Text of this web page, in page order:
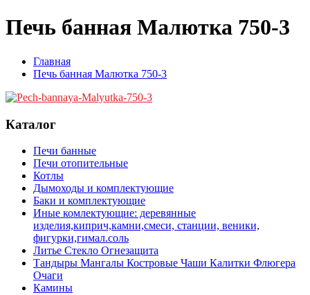
Печь банная Малютка 750-3
Главная
Печь банная Малютка 750-3
Каталог
Печи банные
Печи отопительные
Котлы
Дымоходы и комплектующие
Баки и комплектующие
Иные комлектующие: деревянные
изделия,киприч,камни,смеси, станции, веники,
фигурки,гимал.соль
Литье Стекло Огнезащита
Тандыры Мангалы Костровые Чаши Калитки Флюгера
Очаги
Камины